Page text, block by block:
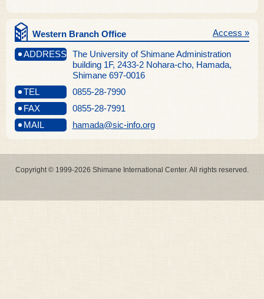
Western Branch Office
ADDRESS The University of Shimane Administration
building 1F, 2433-2 Nohara-cho, Hamada,
Shimane 697-0016
Access »
TEL
0855-28-7990
FAX
0855-28-7991
MAIL
hamada@sic-info.org
Copyright © 1999-2026 Shimane International Center. All rights reserved.